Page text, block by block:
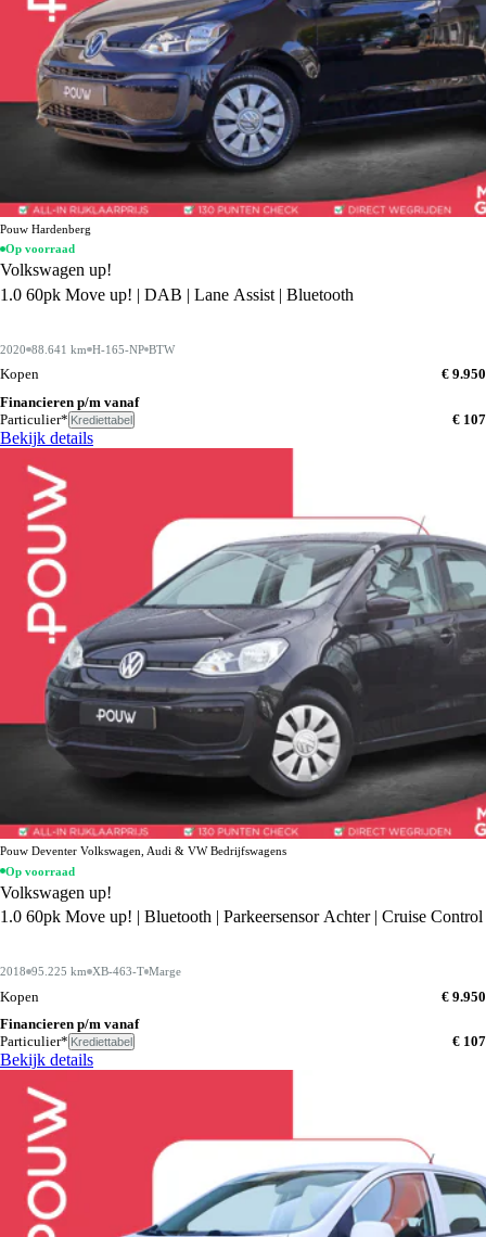
Pouw Hardenberg
Op voorraad
Volkswagen up!
1.0 60pk Move up! | DAB | Lane Assist | Bluetooth
2020 88.641 km H-165-NP BTW
Kopen
€ 9.950
Financieren p/m vanaf
Particulier* Krediettabel € 107
Bekijk details
Pouw Deventer Volkswagen, Audi & VW Bedrijfswagens
Op voorraad
Volkswagen up!
1.0 60pk Move up! | Bluetooth | Parkeersensor Achter | Cruise Control
2018 95.225 km XB-463-T Marge
Kopen
€ 9.950
Financieren p/m vanaf
Particulier* Krediettabel € 107
Bekijk details